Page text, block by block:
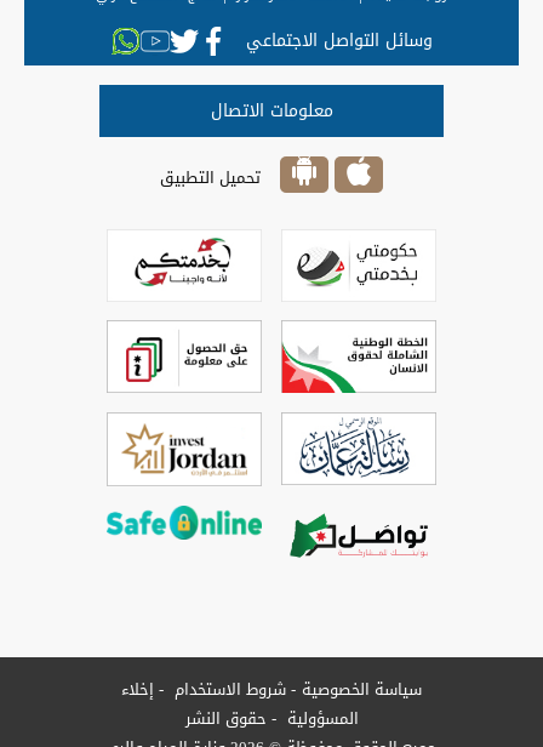
وسائل التواصل الاجتماعي
معلومات الاتصال
تحميل التطبيق
سياسة الخصوصية شروط الاستخدام
إخلاء
المسؤولية
حقوق النشر